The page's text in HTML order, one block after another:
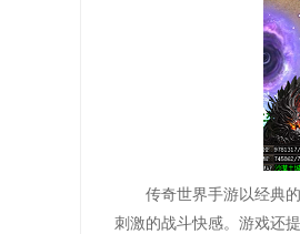
传奇世界手游以经典
刺激的战斗快感。游戏还